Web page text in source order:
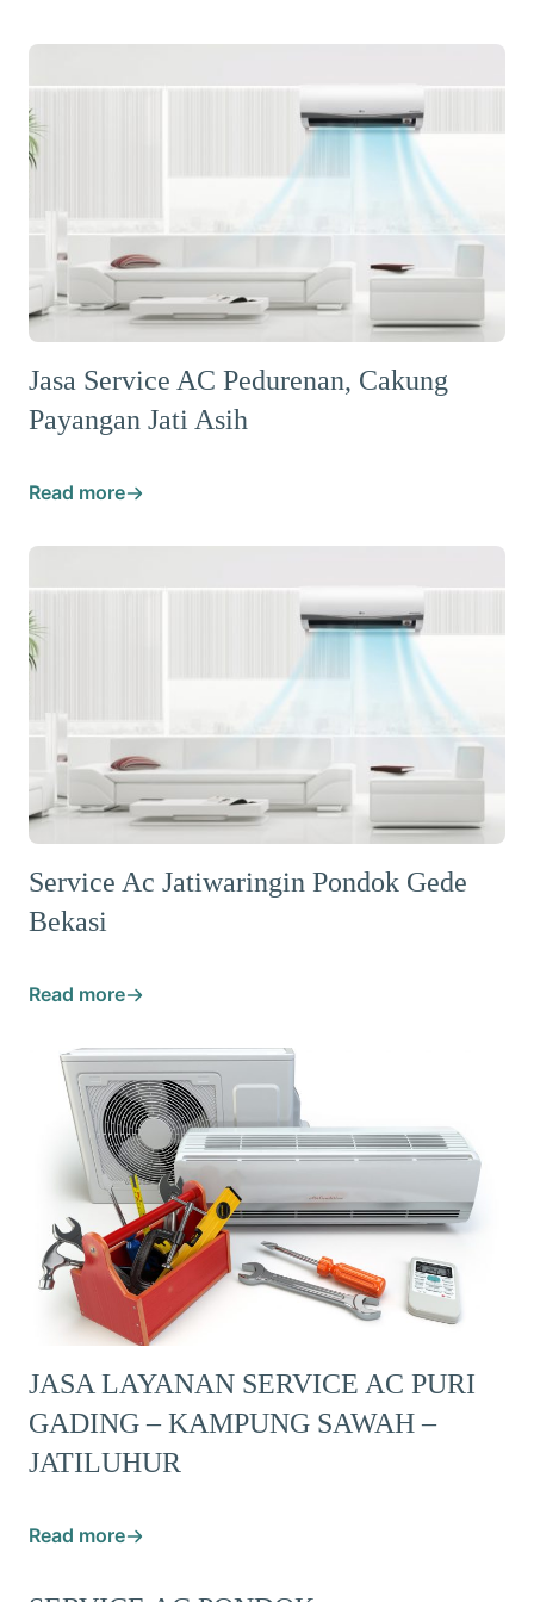
Jasa Service AC Pedurenan, Cakung
Payangan Jati Asih
Read more
Service Ac Jatiwaringin Pondok Gede
Bekasi
Read more
JASA LAYANAN SERVICE AC PURI
GADING – KAMPUNG SAWAH –
JATILUHUR
Read more